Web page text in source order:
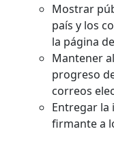
Mostrar
país y los
la página
Mantener
progreso
correos
Entregar
firmante a